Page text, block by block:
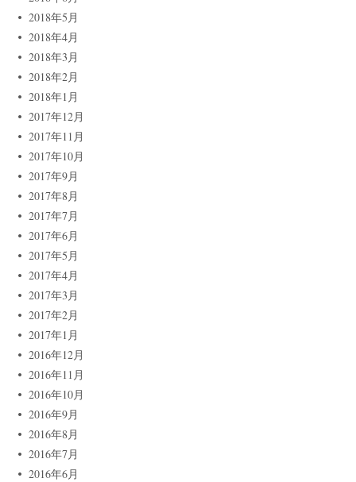
2018年5月
2018年4月
2018年3月
2018年2月
2018年1月
2017年12月
2017年11月
2017年10月
2017年9月
2017年8月
2017年7月
2017年6月
2017年5月
2017年4月
2017年3月
2017年2月
2017年1月
2016年12月
2016年11月
2016年10月
2016年9月
2016年8月
2016年7月
2016年6月